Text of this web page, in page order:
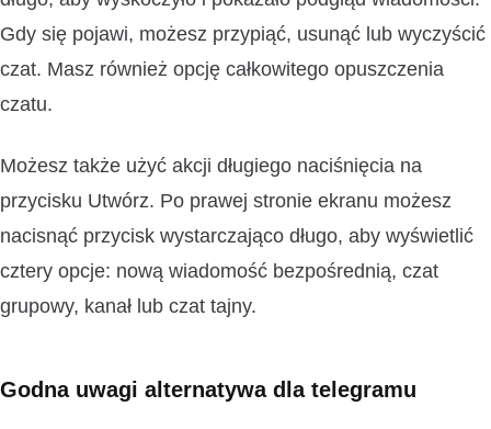
Gdy się pojawi, możesz przypiąć, usunąć lub wyczyścić
czat. Masz również opcję całkowitego opuszczenia
czatu.
Możesz także użyć akcji długiego naciśnięcia na
przycisku Utwórz. Po prawej stronie ekranu możesz
nacisnąć przycisk wystarczająco długo, aby wyświetlić
cztery opcje: nową wiadomość bezpośrednią, czat
grupowy, kanał lub czat tajny.
Godna uwagi alternatywa dla telegramu